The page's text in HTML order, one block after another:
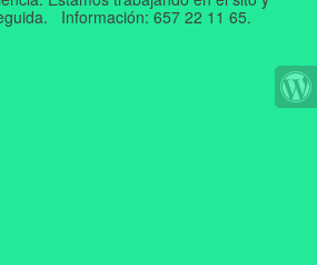
Información: 657 22 11 65.